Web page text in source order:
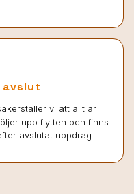
avslut
vi att allt är
upp flytten och finns
avslutat uppdrag.